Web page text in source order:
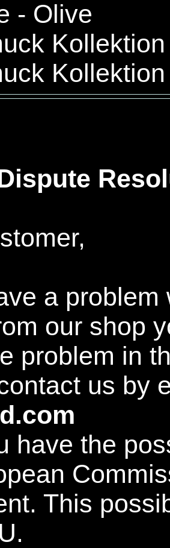
- Olive
a
our shop
problem in
us by
have the
This